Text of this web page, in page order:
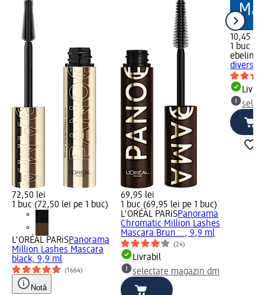
72,50 lei
1 buc (72,50 lei pe 1 buc)
L'ORÉAL PARiSPanorama
Million Lashes Mascara
black, 9,9 ml
(1664)
Notă
69,95 lei
1 buc (69,95 lei pe 1 buc)
L'ORÉAL PARiSPanorama
Chromatic Million Lashes
Mascara Brun..., 9,9 ml
(24)
Livrabil
selectare magazin dm
10,45 lei
1 buc
ebelin
diverse